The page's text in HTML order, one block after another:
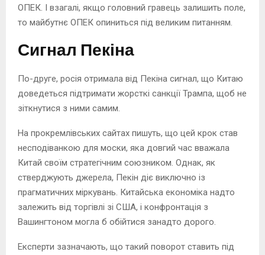
ОПЕК. І взагалі, якщо головний гравець залишить поле,
то майбутнє ОПЕК опиниться під великим питанням.
Сигнал Пекіна
По-друге, росія отримала від Пекіна сигнал, що Китаю
доведеться підтримати жорсткі санкції Трампа, щоб не
зіткнутися з ними самим.
На прокремлівських сайтах пишуть, що цей крок став
несподіванкою для моски, яка довгий час вважала
Китай своїм стратегічним союзником. Однак, як
стверджують джерела, Пекін діє виключно із
прагматичних міркувань. Китайська економіка надто
залежить від торгівлі зі США, і конфронтація з
Вашингтоном могла б обійтися занадто дорого.
Експерти зазначають, що такий поворот ставить під